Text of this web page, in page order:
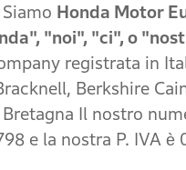
Honda Motor
"noi", "ci", o
registrata in
Berkshire
Bretagna Il nostro
e la nostra P. IVA è